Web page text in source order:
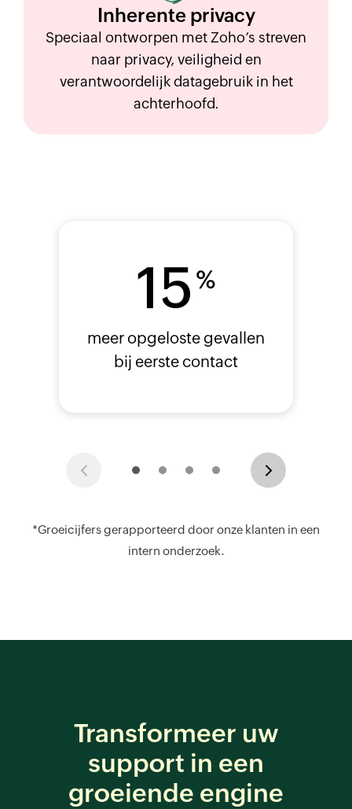
Inherenteprivacy
Speciaal ontworpen met Zoho’s streven
naar privacy, veiligheid en
verantwoordelijk datagebruik in het
achterhoofd.
Previous
15 %
meer opgeloste gevallen
bij eerste contact
Next
*Groeicijfers gerapporteerd door onze klanten in een
intern onderzoek.
Transformeer uw
support in een
groeiende engine